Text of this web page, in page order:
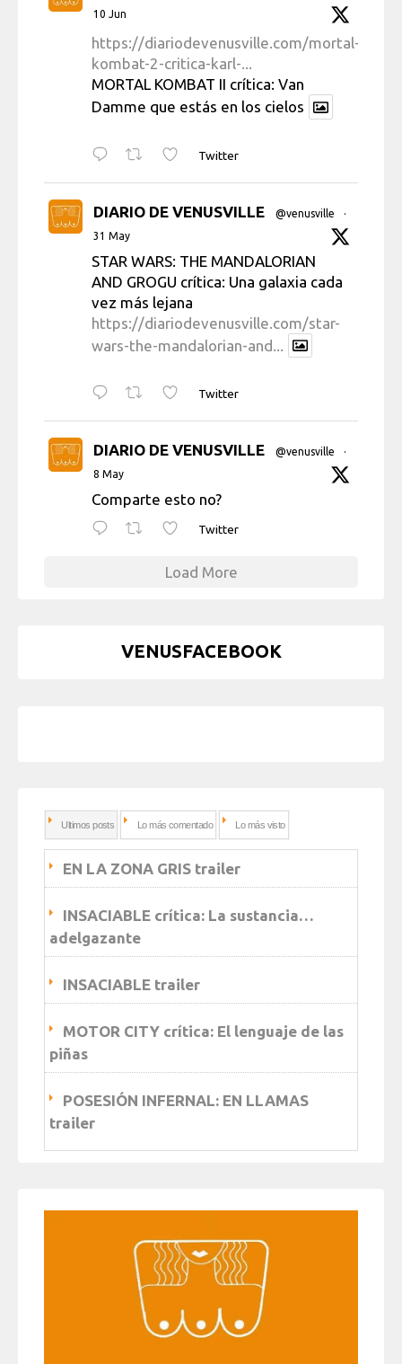
10 Jun
https://diariodevenusville.com/mortal-
kombat-2-critica-karl-...
MORTAL KOMBAT II crítica: Van
Damme que estás en los cielos
Twitter
DIARIO DE VENUSVILLE @venusville
·
31 May
STAR WARS: THE MANDALORIAN
AND GROGU crítica: Una galaxia cada
vez más lejana
https://diariodevenusville.com/star-
wars-the-mandalorian-and...
Twitter
DIARIO DE VENUSVILLE @venusville
·
8 May
Comparte esto no?
Twitter
Load More
VENUSFACEBOOK
Ultimos posts Lo más comentado Lo más visto
EN LA ZONA GRIS trailer
INSACIABLE crítica: La sustancia…
adelgazante
INSACIABLE trailer
MOTOR CITY crítica: El lenguaje de las
piñas
POSESIÓN INFERNAL: EN LLAMAS
trailer